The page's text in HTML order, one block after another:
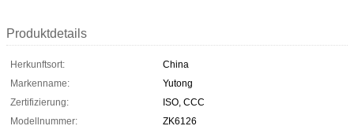
Produktdetails
Herkunftsort:
China
Markenname:
Yutong
Zertifizierung:
ISO, CCC
Modellnummer:
ZK6126